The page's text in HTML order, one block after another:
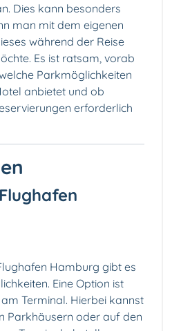
Dies kann besonders
man mit dem eigenen
während der Reise
Es ist ratsam, vorab
Parkmöglichkeiten
anbietet und ob
erforderlich
Hamburg gibt es
Eine Option ist
Terminal. Hierbei kannst
Parkhäusern oder auf den